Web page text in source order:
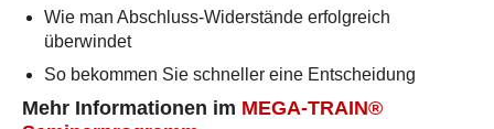
Wie man Abschluss-Widerstände erfolgreich
überwindet
So bekommen Sie schneller eine Entscheidung
Mehr Informationen im MEGA-TRAIN®